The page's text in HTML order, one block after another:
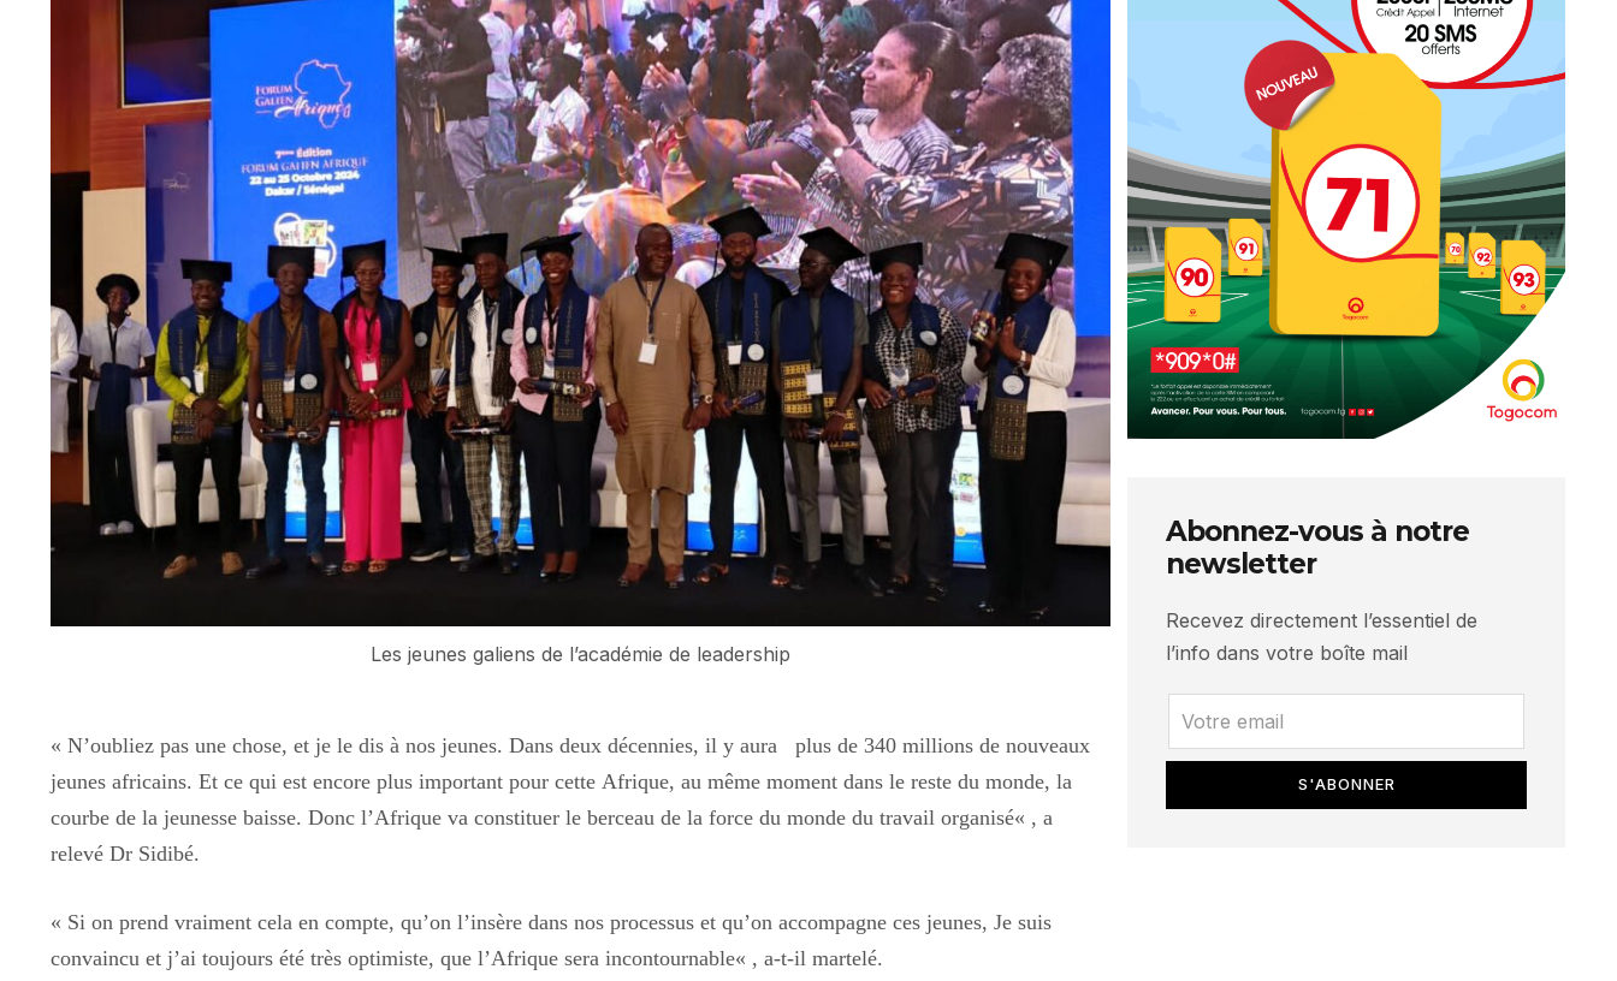
Les jeunes galiens de l’académie de leadership
« N’oubliez pas une chose, et je le dis à nos jeunes. Dans deux décennies, il y aura plus de 340 millions de nouveaux
jeunes africains. Et ce qui est encore plus important pour cette Afrique, au même moment dans le reste du monde, la
courbe de la jeunesse baisse. Donc l’Afrique va constituer le berceau de la force du monde du travail organisé« , a
relevé Dr Sidibé.
« Si on prend vraiment cela en compte, qu’on l’insère dans nos processus et qu’on accompagne ces jeunes, Je suis
convaincu et j’ai toujours été très optimiste, que l’Afrique sera incontournable« , a-t-il martelé.
Abonnez-vous à notre
newsletter
Recevez directement l’essentiel de
l’info dans votre boîte mail
S'ABONNER